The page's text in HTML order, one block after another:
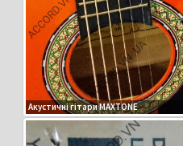
Акустичні гітари MAXTONE